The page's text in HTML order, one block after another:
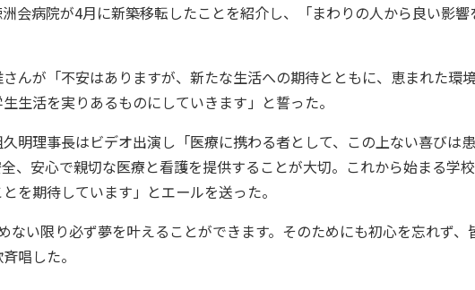
会病院が4月に新築移転したことを紹介し、「まわりの人から良い影
んが「不安はありますが、新たな生活への期待とともに、恵まれた環
生活を実りあるものにしていきます」と誓った。
明理事長はビデオ出演し「医療に携わる者として、この上ない喜びは
、安心で親切な医療と看護を提供することが大切。これから始まる学
を期待しています」とエールを送った。
ない限り必ず夢を叶えることができます。そのためにも初心を忘れず
唱した。